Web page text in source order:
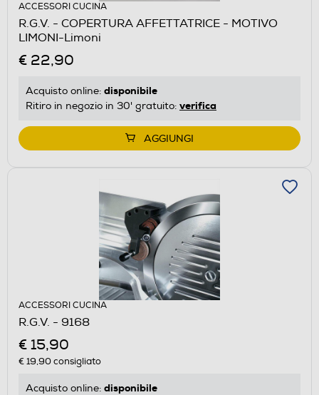
ACCESSORI CUCINA
R.G.V. - COPERTURA AFFETTATRICE - MOTIVO
LIMONI-Limoni
€ 22,90
Acquisto online: disponibile
Ritiro in negozio in 30' gratuito: verifica
AGGIUNGI
ACCESSORI CUCINA
R.G.V. - 9168
€ 15,90
€ 19,90consigliato
Acquisto online: disponibile